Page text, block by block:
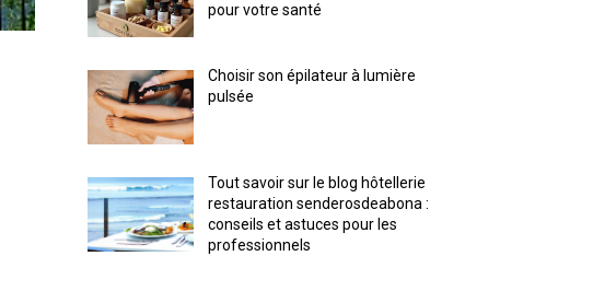
pour votre santé
Choisir son épilateur à lumière
pulsée
Tout savoir sur le blog hôtellerie
restauration senderosdeabona :
conseils et astuces pour les
professionnels